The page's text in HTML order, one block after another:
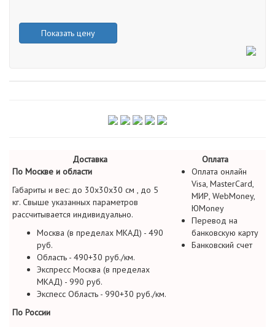
Показать цену
Доставка
Оплата
По Москве и области
Габариты и вес: до 30х30х30 см , до 5
кг. Свыше указанных параметров
рассчитывается индивидуально.
Москва (в пределах МКАД) - 490
руб.
Область - 490+30 руб./км.
Экспресс Москва (в пределах
МКАД) - 990 руб.
Экспесс Область - 990+30 руб./км.
По России
Оплата онлайн
Visa, MasterCard,
МИР, WebMoney,
ЮMoney
Перевод на
банковскую карту
Банковский счет